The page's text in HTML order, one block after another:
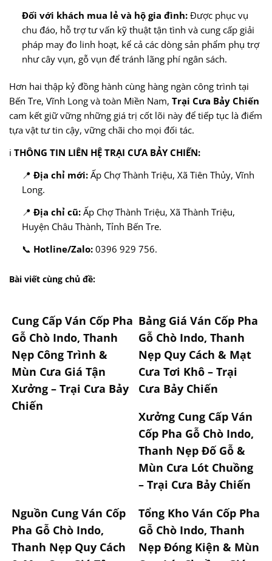
Đối với khách mua lẻ và hộ gia đình:Được phục vụ
chu đáo, hỗ trợ tư vấn kỹ thuật tận tình và cung cấp giải
pháp may đo linh hoạt, kể cả các dòng sản phẩm phụ trợ
như cây vụn, gỗ vụn để tránh lãng phí ngân sách.
Hơn hai thập kỷ đồng hành cùng hàng ngàn công trình tại
Bến Tre, Vĩnh Long và toàn Miền Nam, Trại Cưa Bảy Chiến
cam kết giữ vững những giá trị cốt lõi này để tiếp tục là điểm
tựa vật tư tin cậy, vững chãi cho mọi đối tác.
ℹ️ THÔNG TIN LIÊN HỆ TRẠI CƯA BẢY CHIẾN:
📍 Địa chỉ mới:Ấp Chợ Thành Triệu, Xã Tiên Thủy, Vĩnh
Long.
📍 Địa chỉ cũ:Ấp Chợ Thành Triệu, Xã Thành Triệu,
Huyện Châu Thành, Tỉnh Bến Tre.
📞 Hotline/Zalo:0396 929 756.
Bài viết cùng chủ đề:
Cung Cấp Ván Cốp Pha
Gỗ Chò Indo, Thanh
Nẹp Công Trình &
Mùn Cưa Giá Tận
Xưởng – Trại Cưa Bảy
Chiến
Bảng Giá Ván Cốp Pha
Gỗ Chò Indo, Thanh
Nẹp Quy Cách & Mạt
Cưa Tơi Khô – Trại
Cưa Bảy Chiến
Xưởng Cung Cấp Ván
Cốp Pha Gỗ Chò Indo,
Thanh Nẹp Đố Gỗ &
Mùn Cưa Lót Chuồng
– Trại Cưa Bảy Chiến
Nguồn Cung Ván Cốp
Pha Gỗ Chò Indo,
Thanh Nẹp Quy Cách
Tổng Kho Ván Cốp Pha
Gỗ Chò Indo, Thanh
Nẹp Đóng Kiện & Mùn